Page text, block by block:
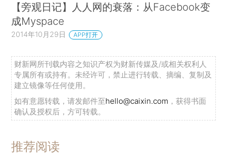
【旁观日记】人人网的衰落：从Facebook变
成Myspace
2014年10月29日 APP打开
财新网所刊载内容之知识产权为财新传媒及/或相关权利人
专属所有或持有。未经许可，禁止进行转载、摘编、复制及
建立镜像等任何使用。
如有意愿转载，请发邮件至hello@caixin.com ，获得书面
确认及授权后，方可转载。
推荐阅读